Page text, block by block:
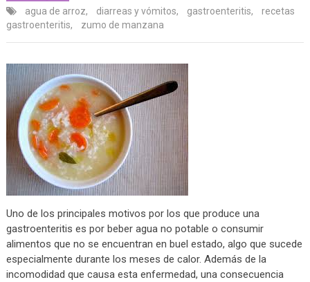
agua de arroz, diarreas y vómitos, gastroenteritis,
recetas
gastroenteritis, zumo de manzana
Uno de los principales motivos por los que produce una
gastroenteritis es por beber agua no potable o consumir
alimentos que no se encuentran en buel estado, algo que sucede
especialmente durante los meses de calor. Además de la
incomodidad que causa esta enfermedad, una consecuencia